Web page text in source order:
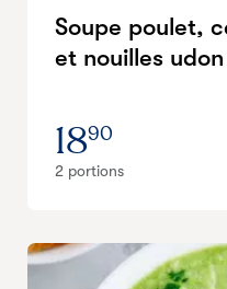
Soupe poulet,
et nouilles udon
1890
2 portions